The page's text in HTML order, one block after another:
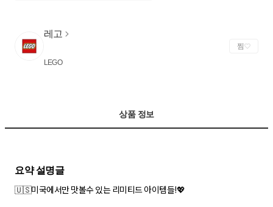
레고
LEGO
찜
상품 정보
요약 설명글
🇺🇸미국에서만 맛볼수 있는 리미티드 아이템들!💖